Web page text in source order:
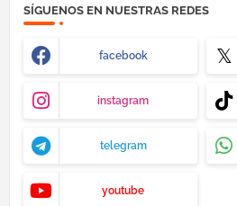
SÍGUENOS EN NUESTRAS REDES
facebook
instagram
telegram
youtube